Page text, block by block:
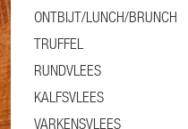
ONTBIJT/LUNCH/BRUNCH
TRUFFEL
RUNDVLEES
KALFSVLEES
VARKENSVLEES